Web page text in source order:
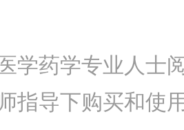
学药学专业人士
指导下购买和使